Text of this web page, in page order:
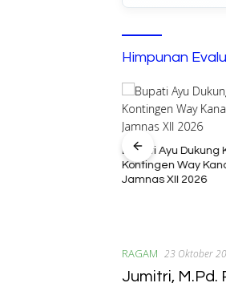
Himpunan
Bupati Ayu Dukung
Kontingen Way
Jamnas XII 2026
RAGAM 23 Oktober
Jumitri, M.Pd.